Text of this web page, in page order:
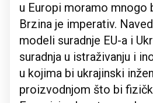
u Europi moramo mnogo
Brzina je imperativ.
modeli suradnje EU-a i
suradnja u istraživanju i
u kojima bi ukrajinski
proizvodnjom što bi